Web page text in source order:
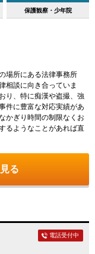
保護観察・少年院
場所にある法律事務所
相談に向き合っていま
り、特に痴漢や盗撮、強
件に豊富な対応実績があ
かぎり時間の制限なくお
るようなことがあれば直
る
電話受付中